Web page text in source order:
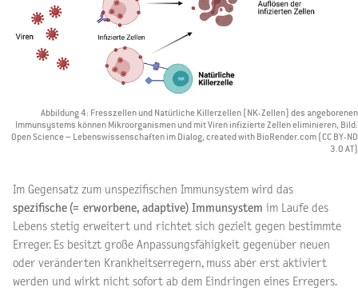
Abbildung 4: Fresszellen und Natürliche Killerzellen (NK-Zellen) des angeborenen
Immunsystems können Mikroorganismen und mit Viren infizierte Zellen eliminieren, Bild:
Open Science – Lebenswissenschaften im Dialog, created with BioRender.com (CC BY-ND
3.0 AT)
Im Gegensatz zum unspezifischen Immunsystem wird das
spezifische (= erworbene, adaptive) Immunsystem im Laufe des
Lebens stetig erweitert und richtet sich gezielt gegen bestimmte
Erreger. Es besitzt große Anpassungsfähigkeit gegenüber neuen
oder veränderten Krankheitserregern, muss aber erst aktiviert
werden und wirkt nicht sofort ab dem Eindringen eines Erregers.